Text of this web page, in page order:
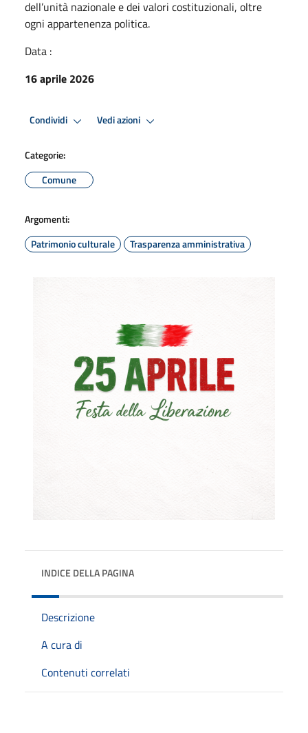
dell’unità nazionale e dei valori costituzionali, oltre
ogni appartenenza politica.
Data :
16 aprile 2026
Condividi Vedi azioni
Categorie:
Comune
Argomenti:
Patrimonio culturale
Trasparenza amministrativa
INDICE DELLA PAGINA
Descrizione
A cura di
Contenuti correlati